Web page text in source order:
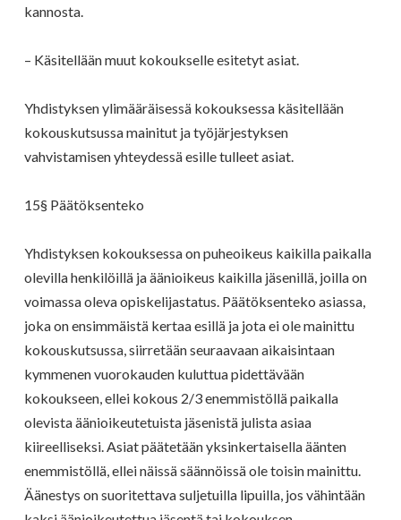
kannosta.
– Käsitellään muut kokoukselle esitetyt asiat.
Yhdistyksen ylimääräisessä kokouksessa käsitellään
kokouskutsussa mainitut ja työjärjestyksen
vahvistamisen yhteydessä esille tulleet asiat.
15§ Päätöksenteko
Yhdistyksen kokouksessa on puheoikeus kaikilla paikalla
olevilla henkilöillä ja äänioikeus kaikilla jäsenillä, joilla on
voimassa oleva opiskelijastatus. Päätöksenteko asiassa,
joka on ensimmäistä kertaa esillä ja jota ei ole mainittu
kokouskutsussa, siirretään seuraavaan aikaisintaan
kymmenen vuorokauden kuluttua pidettävään
kokoukseen, ellei kokous 2/3 enemmistöllä paikalla
olevista äänioikeutetuista jäsenistä julista asiaa
kiireelliseksi. Asiat päätetään yksinkertaisella äänten
enemmistöllä, ellei näissä säännöissä ole toisin mainittu.
Äänestys on suoritettava suljetuilla lipuilla, jos vähintään